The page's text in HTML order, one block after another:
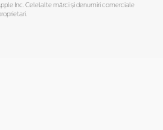
Inc. Celelalte mărci și denumiri comerciale